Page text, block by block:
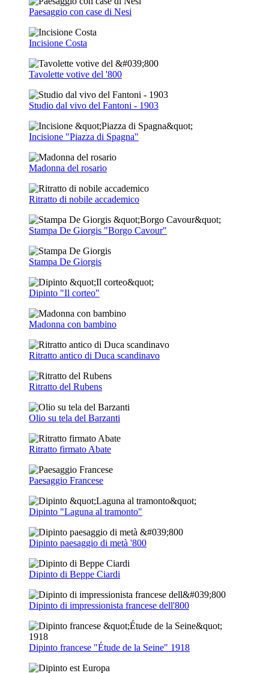
Paesaggio con case di Nesi
Incisione Costa
Tavolette votive del '800
Studio dal vivo del Fantoni - 1903
Incisione "Piazza di Spagna"
Madonna del rosario
Ritratto di nobile accademico
Stampa De Giorgis "Borgo Cavour"
Stampa De Giorgis
Dipinto "Il corteo"
Madonna con bambino
Ritratto antico di Duca scandinavo
Ritratto del Rubens
Olio su tela del Barzanti
Ritratto firmato Abate
Paesaggio Francese
Dipinto "Laguna al tramonto"
Dipinto paesaggio di metà '800
Dipinto di Beppe Ciardi
Dipinto di impressionista francese dell'800
Dipinto francese "Étude de la Seine" 1918